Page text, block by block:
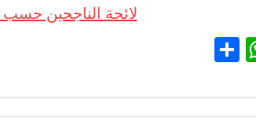
لائحة الناجحين حسب
WhatsApp